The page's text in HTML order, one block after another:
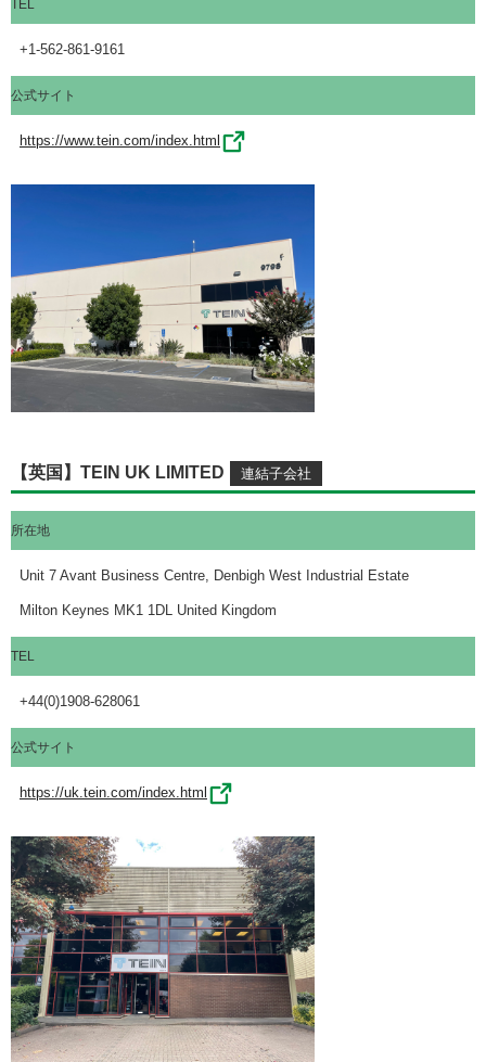
TEL
+1-562-861-9161
公式サイト
https://www.tein.com/index.html
【英国】TEIN UK LIMITED
所在地
Unit 7 Avant Business Centre, Denbigh West Industrial Estate
Milton Keynes MK1 1DL United Kingdom
TEL
+44(0)1908-628061
公式サイト
https://uk.tein.com/index.html